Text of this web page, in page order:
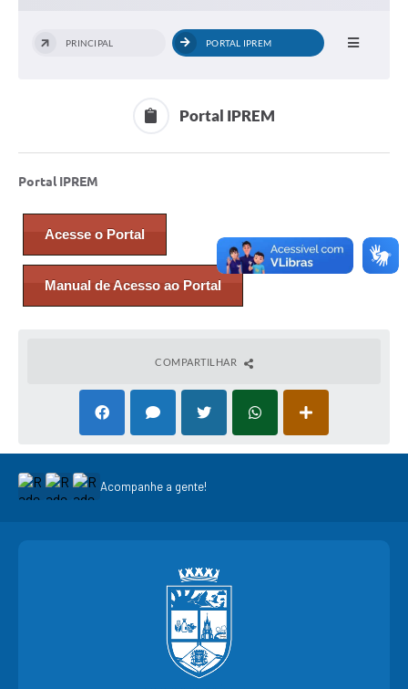
PRINCIPAL PORTAL IPREM
Portal IPREM
Portal IPREM
Acesse o Portal
Manual de Acesso ao Portal
COMPARTILHAR
Acompanhe a gente!